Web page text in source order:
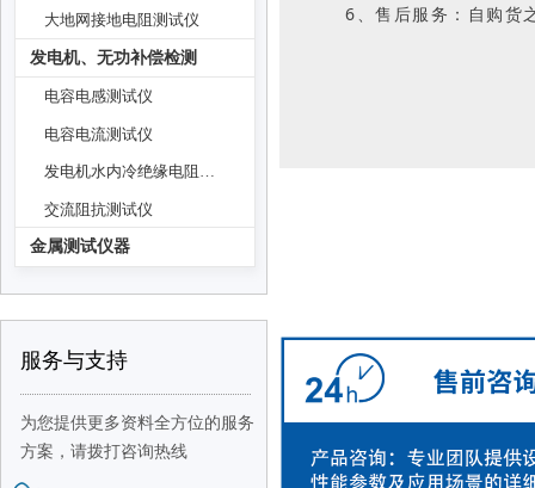
6、售后服务：自购货
大地网接地电阻测试仪
发电机、无功补偿检测
电容电感测试仪
电容电流测试仪
发电机水内冷绝缘电阻测试仪
交流阻抗测试仪
金属测试仪器
服务与支持
为您提供更多资料全方位的服务
方案， 请拨打咨询热线